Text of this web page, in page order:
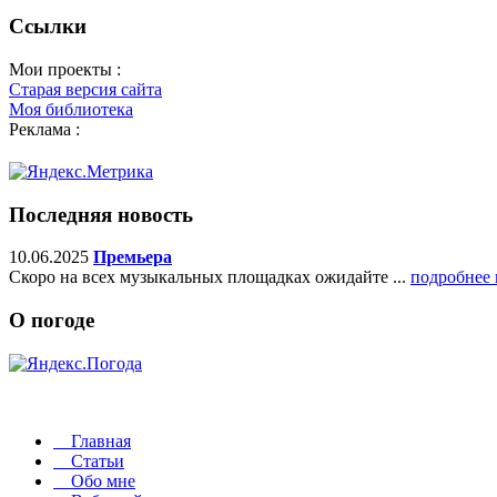
Ссылки
Мои проекты :
Старая версия сайта
Моя библиотека
Реклама :
Последняя новость
10.06.2025 Премьера
Скоро на всех музыкальных площадках ожидайте ... подробнее
О погоде
Главная
Статьи
Обо мне